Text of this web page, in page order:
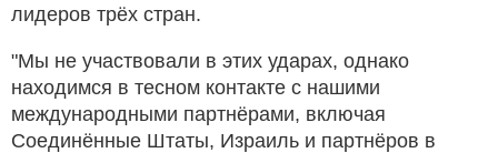
лидеров трёх стран.
"Мы не участвовали в этих ударах, однако
находимся в тесном контакте с нашими
международными партнёрами, включая
Соединённые Штаты, Израиль и партнёров в